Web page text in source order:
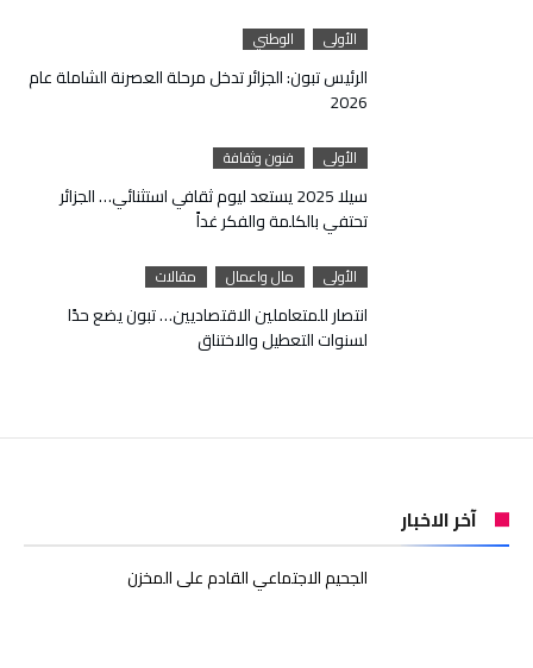
الأولى الوطني
الرئيس تبون: الجزائر تدخل مرحلة العصرنة الشاملة عام
2026
الأولى فنون وثقافة
سيلا 2025 يستعد ليوم ثقافي استثنائي… الجزائر
تحتفي بالكلمة والفكر غداً
الأولى مال واعمال مقالات
انتصار للمتعاملين الاقتصاديين… تبون يضع حدًا
لسنوات التعطيل والاختناق
آخر الاخبار
الجحيم الاجتماعي القادم على المخزن